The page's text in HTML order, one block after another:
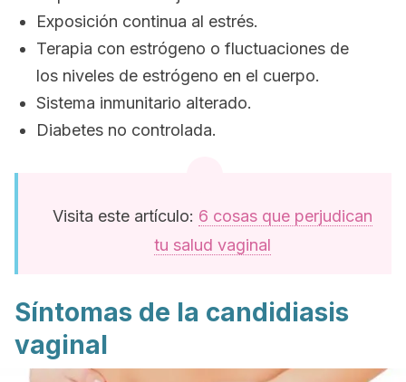
Exposición continua al estrés.
Terapia con estrógeno o fluctuaciones de
los niveles de estrógeno en el cuerpo.
Sistema inmunitario alterado.
Diabetes no controlada.
Visita este artículo: 6 cosas que perjudican
tu salud vaginal
Síntomas de la candidiasis
vaginal